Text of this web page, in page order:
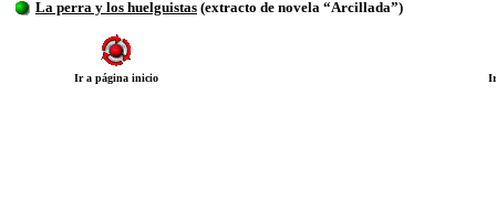
La perra y los huelguistas (extracto de novela “Arcillada”)
Ir a página inicio